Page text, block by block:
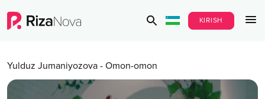
KIRISH
Yulduz Jumaniyozova - Omon-omon